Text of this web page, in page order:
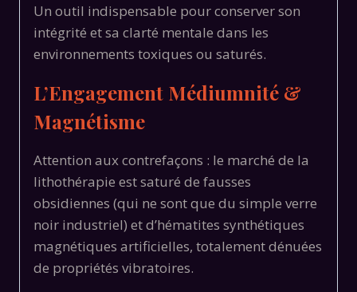
Un outil indispensable pour conserver son
intégrité et sa clarté mentale dans les
environnements toxiques ou saturés.
L’Engagement Médiumnité &
Magnétisme
Attention aux contrefaçons : le marché de la
lithothérapie est saturé de fausses
obsidiennes (qui ne sont que du simple verre
noir industriel) et d’hématites synthétiques
magnétiques artificielles, totalement dénuées
de propriétés vibratoires.